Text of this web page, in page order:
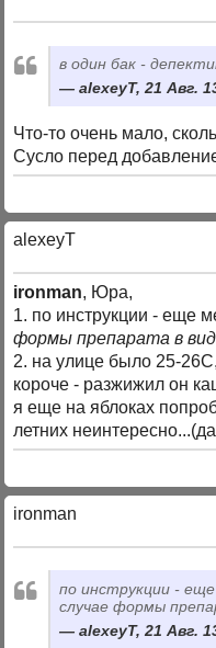
в один бак -
alexeyT, 21 Авг.
Что-то очень мало,
Сусло перед
alexeyT
ironman, Юра,
1. по инструкции - еще
формы препарата в
2. на улице было 25-
короче - разжижил он
я еще на яблоках
летних
ironman
по инструкции -
случае формы
alexeyT, 21 Авг.